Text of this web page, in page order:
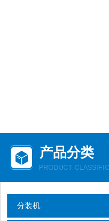
产品分类
PRODUCT
分装机